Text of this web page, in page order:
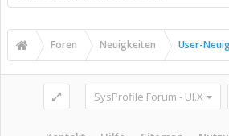
Foren Neuigkeiten User-
SysProfile Forum - UI.X